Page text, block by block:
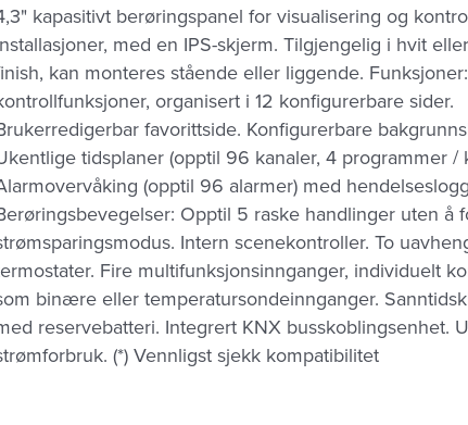
kapasitivt berøringspanel for visualisering og
med en IPS-skjerm. Tilgjengelig i hvit
kan monteres stående eller liggende.
organisert i 12 konfigurerbare sider.
favorittside. Konfigurerbare
tidsplaner (opptil 96 kanaler, 4 programmer /
(opptil 96 alarmer) med
Opptil 5 raske handlinger uten å
Intern scenekontroller. To
Fire multifunksjonsinnganger, individuelt
binære eller temperatursondeinnganger.
reservebatteri. Integrert KNX busskoblingsenhet.
(*) Vennligst sjekk kompatibilitet